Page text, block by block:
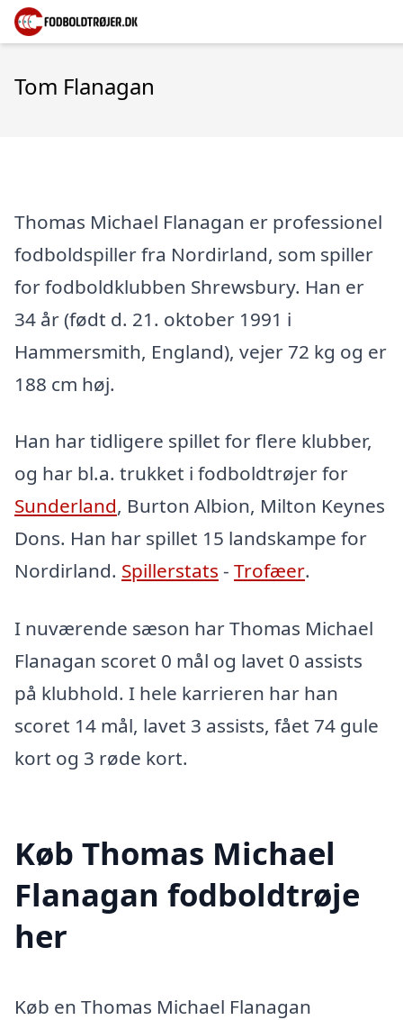
Tom Flanagan
Thomas Michael Flanagan er professionel
fodboldspiller fra Nordirland, som spiller
for fodboldklubben Shrewsbury. Han er
34 år (født d. 21. oktober 1991 i
Hammersmith, England), vejer 72 kg og er
188 cm høj.
Han har tidligere spillet for flere klubber,
og har bl.a. trukket i fodboldtrøjer for
Sunderland, Burton Albion, Milton Keynes
Dons. Han har spillet 15 landskampe for
Nordirland. Spillerstats - Trofæer.
I nuværende sæson har Thomas Michael
Flanagan scoret 0 mål og lavet 0 assists
på klubhold. I hele karrieren har han
scoret 14 mål, lavet 3 assists, fået 74 gule
kort og 3 røde kort.
Køb Thomas Michael
Flanagan fodboldtrøje
her
Køb en Thomas Michael Flanagan